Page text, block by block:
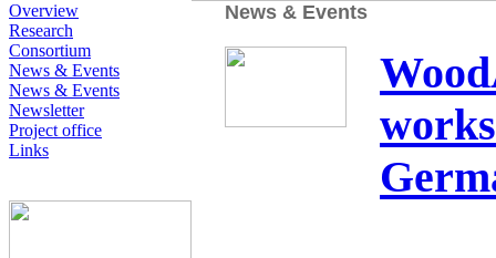
Overview
Research
Consortium
News & Events
News & Events
Newsletter
Project office
Links
News & Events